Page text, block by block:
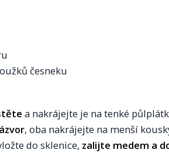
česneku
a nakrájejte je na tenké
, oba nakrájejte na menší
do sklenice, zalijte medem a